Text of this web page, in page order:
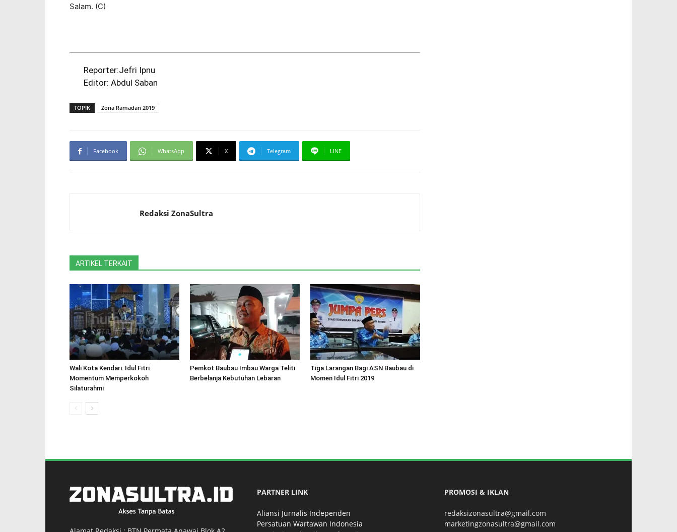
Salam. (C)
Reporter:Jefri Ipnu
Editor: Abdul Saban
TOPIK Zona Ramadan 2019
Facebook WhatsApp X Telegram LINE
Redaksi ZonaSultra
ARTIKEL TERKAIT
Wali Kota Kendari: Idul Fitri
Momentum Memperkokoh
Silaturahmi
Pemkot Baubau Imbau Warga Teliti
Berbelanja Kebutuhan Lebaran
Tiga Larangan Bagi ASN Baubau di
Momen Idul Fitri 2019
PARTNER LINK
Aliansi Jurnalis Independen
Persatuan Wartawan Indonesia
PROMOSI & IKLAN
redaksizonasultra@gmail.com
marketingzonasultra@gmail.com